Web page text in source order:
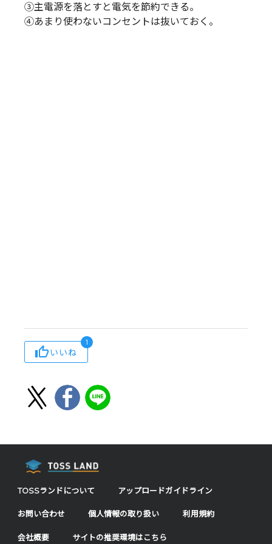
③主電源を落とすと電気を節約できる。
④あまり使わないコンセントは抜いておく。
いいね
1
TOSSランドについて アップロードガイドライン
お問い合わせ 個人情報の取り扱い 利用規約
会社概要 サイトの推奨環境はこちら